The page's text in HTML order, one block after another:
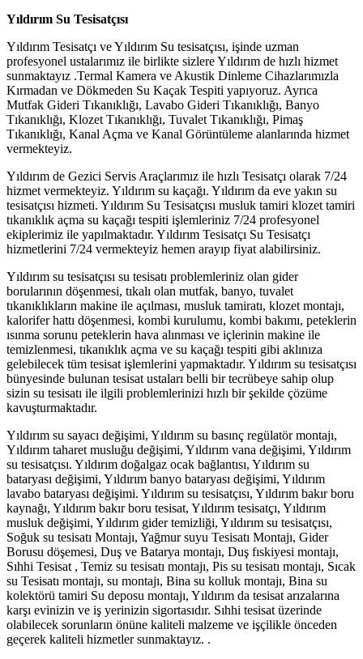
Yıldırım Su Tesisatçısı
Yıldırım Tesisatçı ve Yıldırım Su tesisatçısı, işinde uzman
profesyonel ustalarımız ile birlikte sizlere Yıldırım de hızlı hizmet
sunmaktayız .Termal Kamera ve Akustik Dinleme Cihazlarımızla
Kırmadan ve Dökmeden Su Kaçak Tespiti yapıyoruz. Ayrıca
Mutfak Gideri Tıkanıklığı, Lavabo Gideri Tıkanıklığı, Banyo
Tıkanıklığı, Klozet Tıkanıklığı, Tuvalet Tıkanıklığı, Pimaş
Tıkanıklığı, Kanal Açma ve Kanal Görüntüleme alanlarında hizmet
vermekteyiz.
Yıldırım de Gezici Servis Araçlarımız ile hızlı Tesisatçı olarak 7/24
hizmet vermekteyiz. Yıldırım su kaçağı. Yıldırım da eve yakın su
tesisatçısı hizmeti. Yıldırım Su Tesisatçısı musluk tamiri klozet tamiri
tıkanıklık açma su kaçağı tespiti işlemleriniz 7/24 profesyonel
ekiplerimiz ile yapılmaktadır. Yıldırım Tesisatçı Su Tesisatçı
hizmetlerini 7/24 vermekteyiz hemen arayıp fiyat alabilirsiniz.
Yıldırım su tesisatçısı su tesisatı problemleriniz olan gider
borularının döşenmesi, tıkalı olan mutfak, banyo, tuvalet
tıkanıklıkların makine ile açılması, musluk tamiratı, klozet montajı,
kalorifer hattı döşenmesi, kombi kurulumu, kombi bakımı, peteklerin
ısınma sorunu peteklerin hava alınması ve içlerinin makine ile
temizlenmesi, tıkanıklık açma ve su kaçağı tespiti gibi aklınıza
gelebilecek tüm tesisat işlemlerini yapmaktadır. Yıldırım su tesisatçısı
bünyesinde bulunan tesisat ustaları belli bir tecrübeye sahip olup
sizin su tesisatı ile ilgili problemlerinizi hızlı bir şekilde çözüme
kavuşturmaktadır.
Yıldırım su sayacı değişimi, Yıldırım su basınç regülatör montajı,
Yıldırım taharet musluğu değişimi, Yıldırım vana değişimi, Yıldırım
su tesisatçısı. Yıldırım doğalgaz ocak bağlantısı, Yıldırım su
bataryası değişimi, Yıldırım banyo bataryası değişimi, Yıldırım
lavabo bataryası değişimi. Yıldırım su tesisatçısı, Yıldırım bakır boru
kaynağı, Yıldırım bakır boru tesisat, Yıldırım tesisatçı, Yıldırım
musluk değişimi, Yıldırım gider temizliği, Yıldırım su tesisatçısı,
Soğuk su tesisatı Montajı, Yağmur suyu Tesisatı Montajı, Gider
Borusu döşemesi, Duş ve Batarya montajı, Duş fıskiyesi montajı,
Sıhhi Tesisat , Temiz su tesisatı montajı, Pis su tesisatı montajı, Sıcak
su Tesisatı montajı, su montajı, Bina su kolluk montajı, Bina su
kolektörü tamiri Su deposu montajı, Yıldırım da tesisat arızalarına
karşı evinizin ve iş yerinizin sigortasıdır. Sıhhi tesisat üzerinde
olabilecek sorunların önüne kaliteli malzeme ve işçilikle önceden
geçerek kaliteli hizmetler sunmaktayız. .